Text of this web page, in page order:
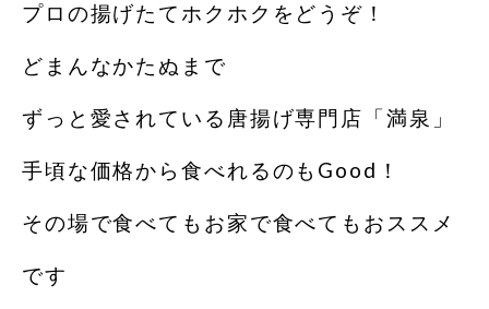
プロの揚げたてホクホクをどうぞ！
どまんなかたぬまで
ずっと愛されている唐揚げ専門店「満泉」
手頃な価格から食べれるのもGood！
その場で食べてもお家で食べてもおススメ
です